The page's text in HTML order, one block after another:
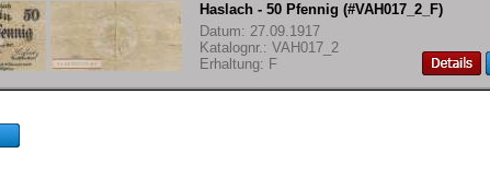
Haslach - 50 Pfennig (#VAH017_2_F)
Datum: 27.09.1917
Katalognr.: VAH017_2
Erhaltung: F